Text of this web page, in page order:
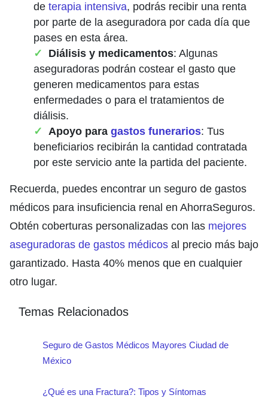
de terapia intensiva, podrás recibir una renta
por parte de la aseguradora por cada día que
pases en esta área.
Diálisis y medicamentos: Algunas
aseguradoras podrán costear el gasto que
generen medicamentos para estas
enfermedades o para el tratamientos de
diálisis.
Apoyo para gastos funerarios: Tus
beneficiarios recibirán la cantidad contratada
por este servicio ante la partida del paciente.
Recuerda, puedes encontrar un seguro de gastos
médicos para insuficiencia renal en AhorraSeguros.
Obtén coberturas personalizadas con las mejores
aseguradoras de gastos médicos al precio más bajo
garantizado. Hasta 40% menos que en cualquier
otro lugar.
Temas Relacionados
Seguro de Gastos Médicos Mayores Ciudad de
México
¿Qué es una Fractura?: Tipos y Síntomas